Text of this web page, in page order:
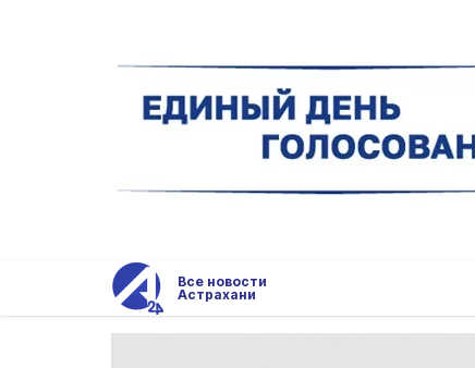
Все новости
Астрахани